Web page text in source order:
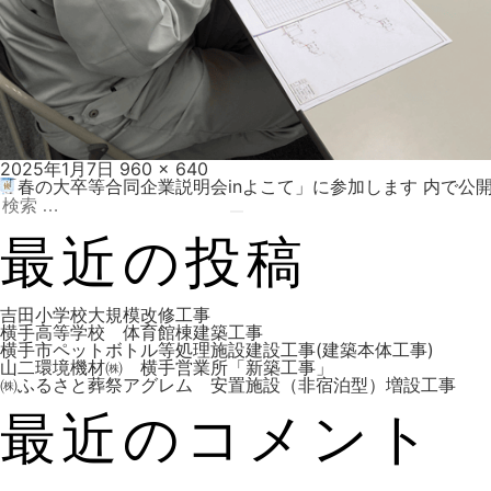
投
稿
日:
2025年1月7日 フ
ル
サ
960 × 640
投
稿
ナ
「春の大卒等合同企業説明会inよこて」に参加します 内で公
検
索:
最近の投稿
吉田小学校大規模改修工事
横手高等学校 体育館棟建築工事
横手市ペットボトル等処理施設建設工事(建築本体工事)
山二環境機材㈱ 横手営業所「新築工事」
㈱ふるさと葬祭アグレム 安置施設（非宿泊型）増設工事
最近のコメント